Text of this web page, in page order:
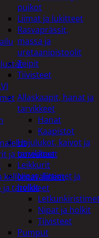
puikot
Liimat ja lukitteet
Rasvaprässit,
massa ja
uretaanipistoolit
Teipit
Tiivisteet
Allaskaapit, hanat ja
tarvikkeet
Hanat
Kaapistot
Hajulukot, kaivot ja
tarvikkeet
Leikkurit
Nipat, liittimet ja
holkit
Nipat ja holkit
Tiivisteet
Pumput
ja porealtaat
kelluntavälineet
tarvikkeet